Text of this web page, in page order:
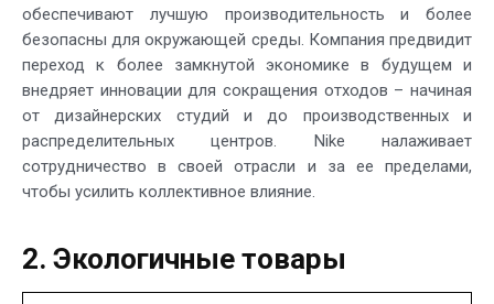
обеспечивают лучшую производительность и более
безопасны для окружающей среды. Компания предвидит
переход к более замкнутой экономике в будущем и
внедряет инновации для сокращения отходов – начиная
от дизайнерских студий и до производственных и
распределительных центров. Nike налаживает
сотрудничество в своей отрасли и за ее пределами,
чтобы усилить коллективное влияние.
2. Экологичные товары